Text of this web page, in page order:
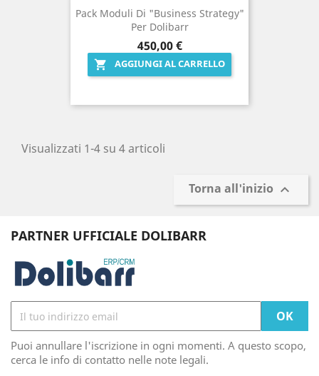
Pack Moduli Di "Business Strategy"
Per Dolibarr
Prezzo
450,00 €
 AGGIUNGI AL CARRELLO
Visualizzati 1-4 su 4 articoli
Torna all'inizio 
PARTNER UFFICIALE DOLIBARR
Puoi annullare l'iscrizione in ogni momenti. A questo scopo,
cerca le info di contatto nelle note legali.